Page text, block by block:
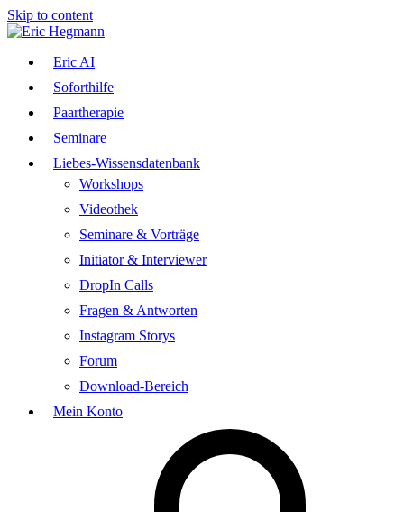
Skip to content
Eric AI
Soforthilfe
Paartherapie
Seminare
Liebes-Wissensdatenbank
Workshops
Videothek
Seminare & Vorträge
Initiator & Interviewer
DropIn Calls
Fragen & Antworten
Instagram Storys
Forum
Download-Bereich
Mein Konto